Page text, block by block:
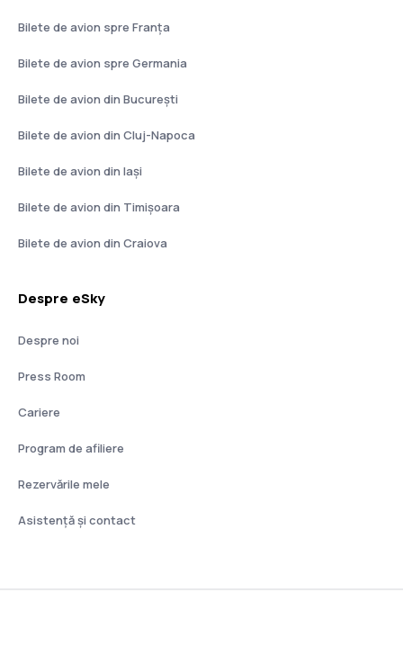
Bilete de avion spre Franţa
Bilete de avion spre Germania
Bilete de avion din București
Bilete de avion din Cluj-Napoca
Bilete de avion din Iași
Bilete de avion din Timișoara
Bilete de avion din Craiova
Despre eSky
Despre noi
Press Room
Cariere
Program de afiliere
Rezervările mele
Asistenţă şi contact